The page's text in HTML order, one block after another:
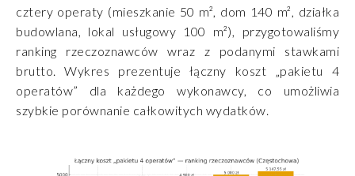
cztery operaty (mieszkanie 50 m², dom 140 m², działka
budowlana, lokal usługowy 100 m²), przygotowaliśmy
ranking rzeczoznawców wraz z podanymi stawkami
brutto. Wykres prezentuje łączny koszt „pakietu 4
operatów” dla każdego wykonawcy, co umożliwia
szybkie porównanie całkowitych wydatków.